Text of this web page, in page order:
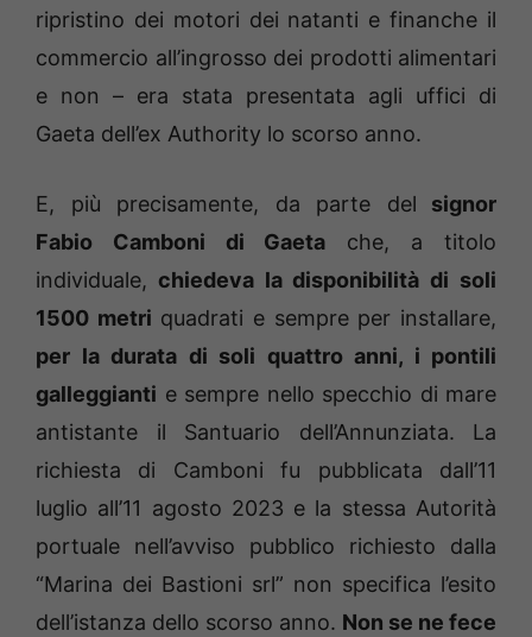
ripristino dei motori dei natanti e finanche il
commercio all’ingrosso dei prodotti alimentari
e non – era stata presentata agli uffici di
Gaeta dell’ex Authority lo scorso anno.
E, più precisamente, da parte del signor
Fabio Camboni di Gaeta che, a titolo
individuale, chiedeva la disponibilità di soli
1500 metri quadrati e sempre per installare,
per la durata di soli quattro anni, i pontili
galleggianti e sempre nello specchio di mare
antistante il Santuario dell’Annunziata. La
richiesta di Camboni fu pubblicata dall’11
luglio all’11 agosto 2023 e la stessa Autorità
portuale nell’avviso pubblico richiesto dalla
“Marina dei Bastioni srl” non specifica l’esito
dell’istanza dello scorso anno. Non se ne fece